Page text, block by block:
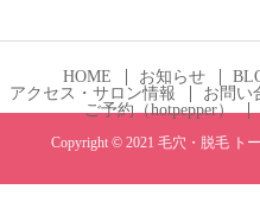
HOME お知らせ
アクセス・サロン情報
お問い
ご予約（hotpepper）
Copyright © 2021 毛穴・脱毛 ト